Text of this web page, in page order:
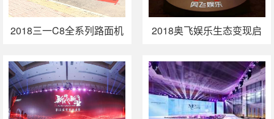
2018三一C8全系列路面机
官
2018奥飞娱乐生态变现启